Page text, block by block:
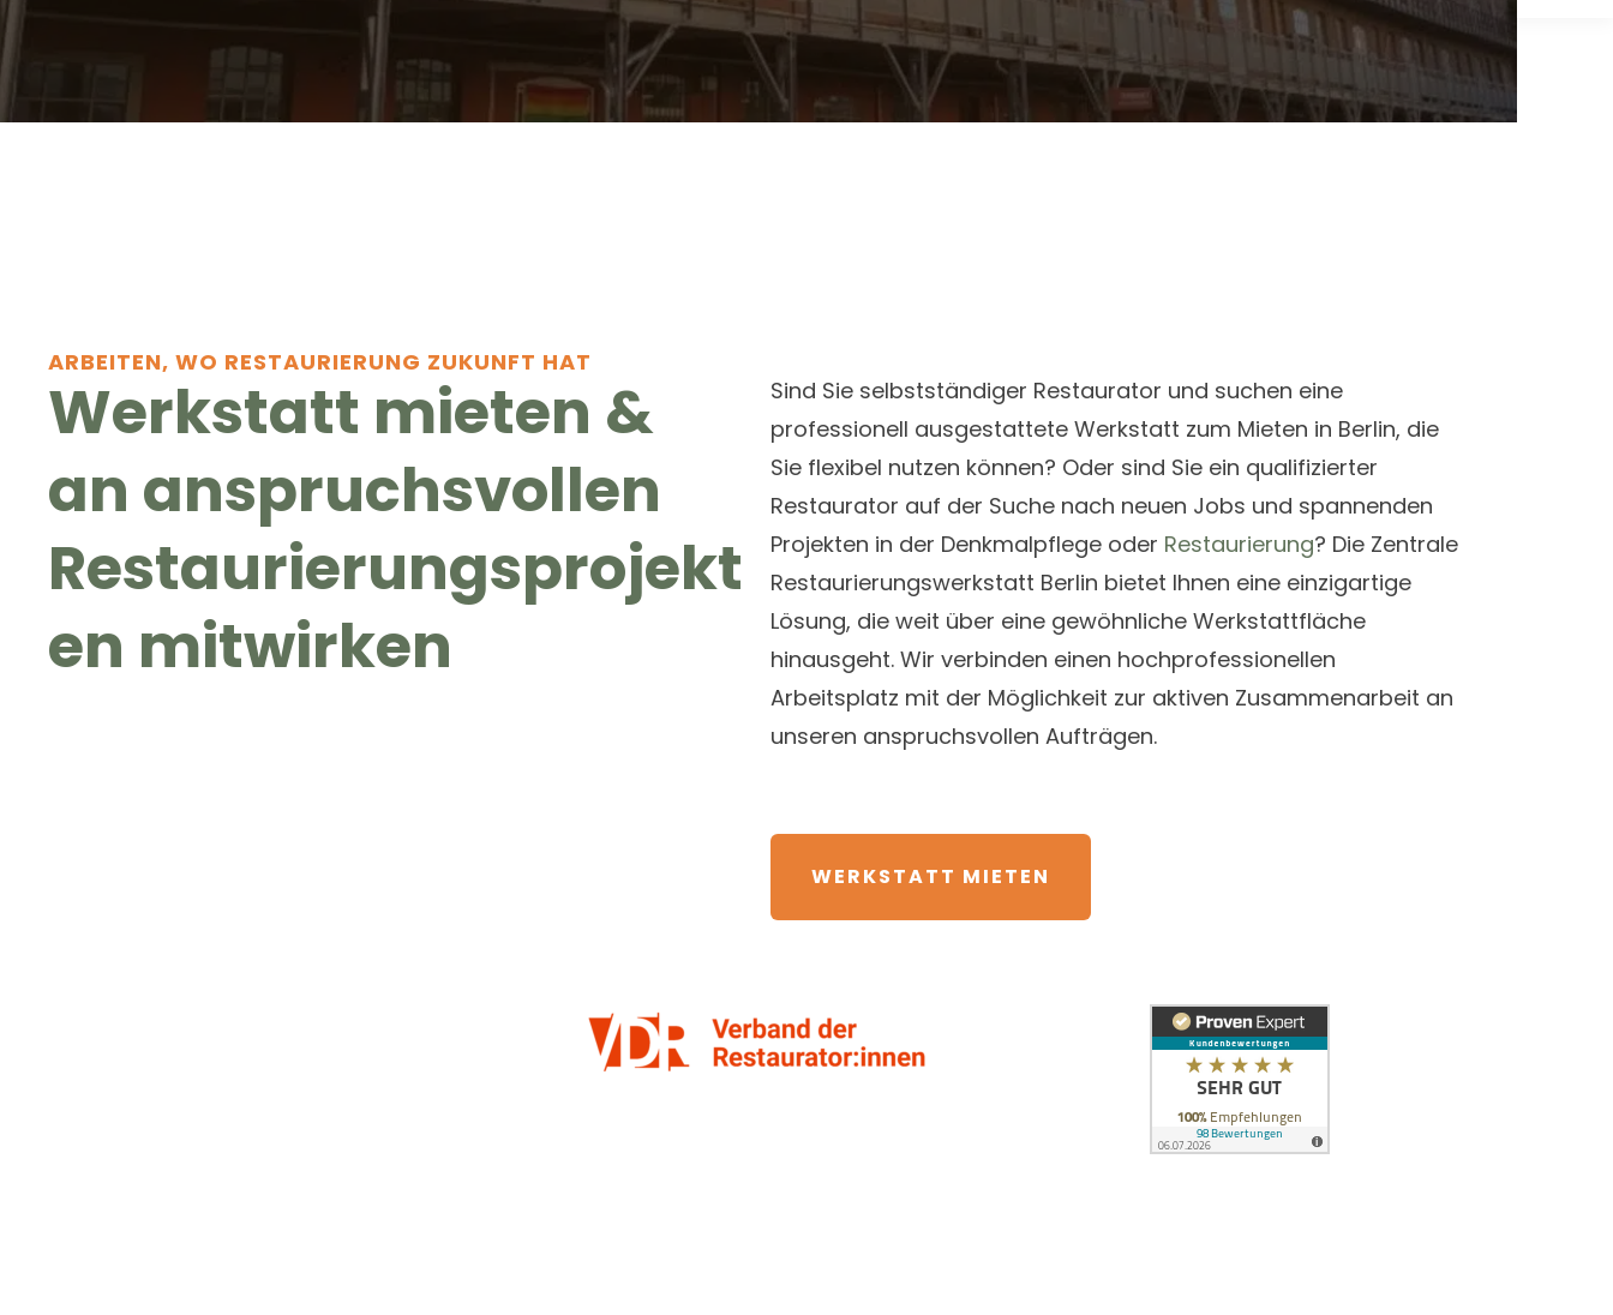
Projekte mit Institutionen
ARBEITEN, WO RESTAURIERUNG ZUKUNFT HAT
Werkstatt mieten &
an anspruchsvollen
Restaurierungsprojekt
en mitwirken
Sind Sie selbstständiger Restaurator und suchen eine
professionell ausgestattete Werkstatt zum Mieten in Berlin, die
Sie flexibel nutzen können? Oder sind Sie ein qualifizierter
Restaurator auf der Suche nach neuen Jobs und spannenden
Projekten in der Denkmalpflege oder Restaurierung? Die Zentrale
Restaurierungswerkstatt Berlin bietet Ihnen eine einzigartige
Lösung, die weit über eine gewöhnliche Werkstattfläche
hinausgeht. Wir verbinden einen hochprofessionellen
Arbeitsplatz mit der Möglichkeit zur aktiven Zusammenarbeit an
unseren anspruchsvollen Aufträgen.
WERKSTATT MIETEN